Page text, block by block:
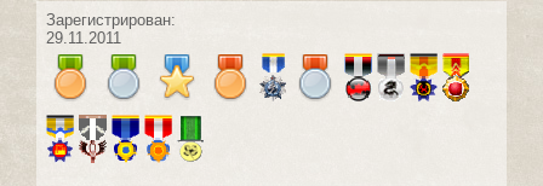
Зарегистрирован:
29.11.2011